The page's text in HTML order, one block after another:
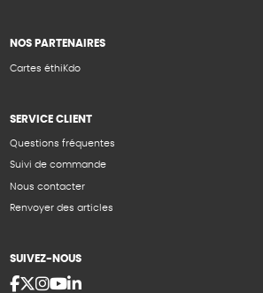
NOS PARTENAIRES
Cartes éthiKdo
SERVICE CLIENT
Questions fréquentes
Suivi de commande
Nous contacter
Renvoyer des articles
SUIVEZ-NOUS